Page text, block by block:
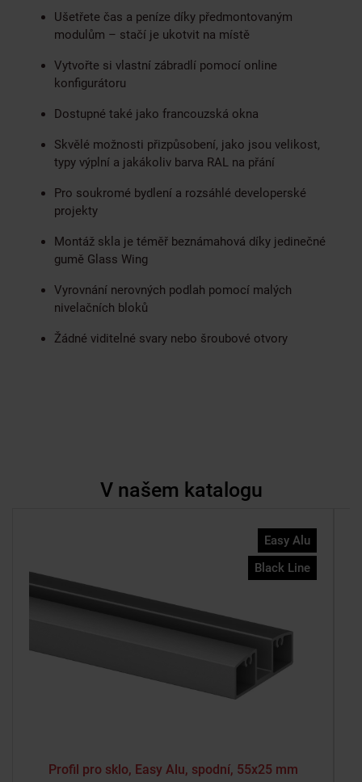
Ušetřete čas a peníze díky předmontovaným
modulům – stačí je ukotvit na místě
Vytvořte si vlastní zábradlí pomocí online
konfigurátoru
Dostupné také jako francouzská okna
Skvělé možnosti přizpůsobení, jako jsou velikost,
typy výplní a jakákoliv barva RAL na přání
Pro soukromé bydlení a rozsáhlé developerské
projekty
Montáž skla je téměř beznámahová díky jedinečné
gumě Glass Wing
Vyrovnání nerovných podlah pomocí malých
nivelačních bloků
Žádné viditelné svary nebo šroubové otvory
V našem katalogu
Easy Alu
Black Line
Profil pro sklo, Easy Alu, spodní, 55x25 mm